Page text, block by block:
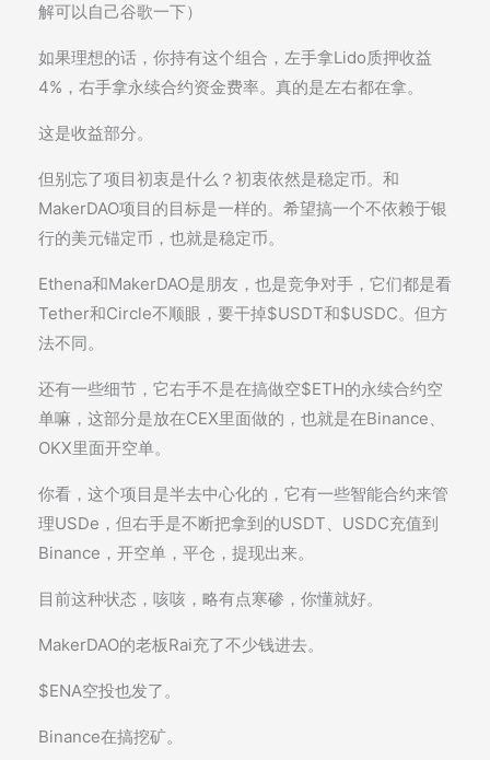
解可以自己谷歌一下）
如果理想的话，你持有这个组合，左手拿Lido质押收益
4%，右手拿永续合约资金费率。真的是左右都在拿。
这是收益部分。
但别忘了项目初衷是什么？初衷依然是稳定币。和
MakerDAO项目的目标是一样的。希望搞一个不依赖于银
行的美元锚定币，也就是稳定币。
Ethena和MakerDAO是朋友，也是竞争对手，它们都是看
Tether和Circle不顺眼，要干掉$USDT和$USDC。但方
法不同。
还有一些细节，它右手不是在搞做空$ETH的永续合约空
单嘛，这部分是放在CEX里面做的，也就是在Binance、
OKX里面开空单。
你看，这个项目是半去中心化的，它有一些智能合约来管
理USDe，但右手是不断把拿到的USDT、USDC充值到
Binance，开空单，平仓，提现出来。
目前这种状态，咳咳，略有点寒碜，你懂就好。
MakerDAO的老板Rai充了不少钱进去。
$ENA空投也发了。
Binance在搞挖矿。